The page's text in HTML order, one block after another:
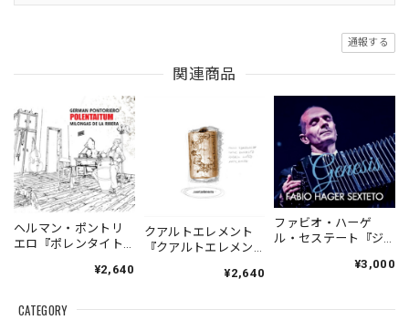
CATEGORY
通報する
関連商品
ヘルマン・ポントリ
エロ『ポレンタイト
Pontoriero『POLENT
la Ribera』
¥2,640
クアルトエレメント
『クアルトエレメン
Cuartoelemento『Cu
（007RECORDS-27）
¥2,640
ファビオ・ハーゲ
ル・セステート『ジ
¥3,000